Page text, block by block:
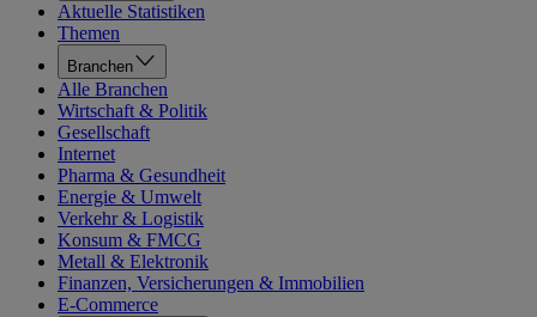
Aktuelle Statistiken
Themen
Branchen
Alle Branchen
Wirtschaft & Politik
Gesellschaft
Internet
Pharma & Gesundheit
Energie & Umwelt
Verkehr & Logistik
Konsum & FMCG
Metall & Elektronik
Finanzen, Versicherungen & Immobilien
E-Commerce